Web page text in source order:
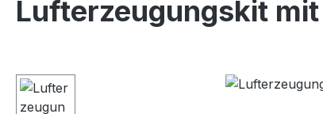
Lufterzeugungskit
Bildergalerie überspringen